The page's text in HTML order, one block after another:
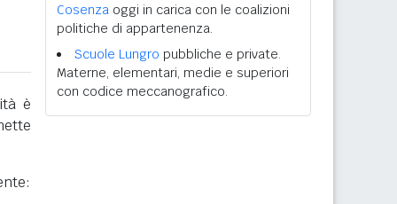
è
Cosenza oggi in carica con le coalizioni
politiche di appartenenza.
Scuole Lungro pubbliche e private.
Materne, elementari, medie e superiori
con codice meccanografico.